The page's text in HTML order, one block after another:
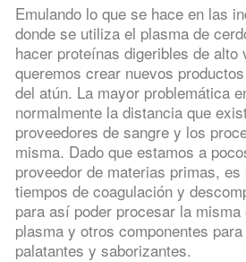
Emulando lo que se hace en las
donde se utiliza el plasma de
hacer proteínas digeribles de alto
queremos crear nuevos
del atún. La mayor problemática
normalmente la distancia que
proveedores de sangre y los
misma. Dado que estamos a
proveedor de materias primas,
tiempos de coagulación y
para así poder procesar la misma
plasma y otros componentes
palatantes y saborizantes.